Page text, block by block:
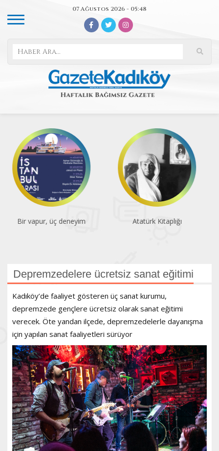
07 Ağustos 2026 - 05:48
Atatürk Kitaplığı Dört sergiden tek seçki
Depremzedelere ücretsiz sanat eğitimi
Kadıköy’de faaliyet gösteren üç sanat kurumu,
depremzede gençlere ücretsiz olarak sanat eğitimi
verecek. Öte yandan ilçede, depremzedelerle dayanışma
için yapılan sanat faaliyetleri sürüyor